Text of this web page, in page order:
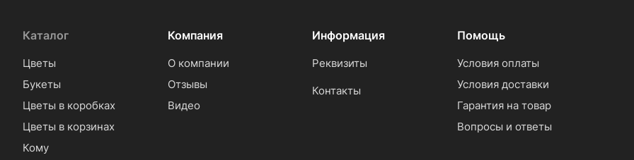
Каталог
Цветы
Букеты
Цветы в коробках
Цветы в корзинах
Кому
Компания
О компании
Отзывы
Видео
Информация
Реквизиты
Контакты
Помощь
Условия оплаты
Условия доставки
Гарантия на товар
Вопросы и ответы